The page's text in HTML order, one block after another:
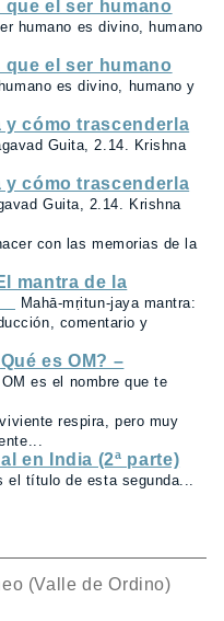
el ser humano
humano es divino, humano
el ser humano
es divino, humano y
y cómo trascenderla
Guita, 2.14. Krishna
y cómo trascenderla
Guita, 2.14. Krishna
con las memorias de la
mantra de la
Mahā-mṛitun-jaya mantra:
comentario y
es OM? –
OM es el nombre que te
respira, pero muy
en India (2ª parte)
título de esta segunda...
(Valle de Ordino)